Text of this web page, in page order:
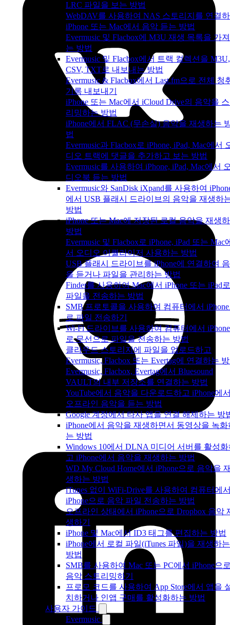
LRC 파일을 보는 방법
WebDAV를 사용하여 NAS 스토리지를 연결
iPhone 또는 Mac에서 음악 듣는 방법
Evermusic 및 Flacbox에 M3U 재생 목록을 가
는 방법
Evermusic 및 Flacbox에서 트랙 컬렉션을 M3U,
CSV, TXT로 내보내는 방법
Evermusic & Flacbox에서 Last.fm으로 전체 청
기록 내보내기
iPhone 또는 Mac에서 iCloud Drive의 음악을
리밍하는 방법
iPhone에서 FLAC (무손실) 음악을 재생하는
법
Evermusic과 Flacbox로 iPhone, iPad, Mac에서
디오 트랙에 댓글을 추가하고 보는 방법
Evermusic를 사용하여 iPhone, iPad, Mac에서
디오북 듣는 방법
Evermusic와 SanDisk iXpand를 사용하여
에서 USB 플래시 드라이브의 음악을 재생하
방법
iPhone 또는 Mac에 저장된 로컬 음악을 재생
방법
Evermusic 및 Flacbox로 iPhone, iPad 또는 Mac
서 오디오 이퀄라이저 사용하는 방법
USB 플래시 드라이브를 iPhone에 연결하여
을 듣거나 파일을 관리하는 방법
Finder를 사용하여 Mac에서 iPhone 또는 iPad로
파일을 전송하는 방법
SMB 프로토콜을 사용하여 컴퓨터에서
로 파일 전송하기
Wi-Fi 드라이브를 사용하여 컴퓨터에서
로 무선으로 파일을 전송하는 방법
클라우드 스토리지에 파일을 업로드하고
Evermusic, Flacbox 또는 Evertag에 연결하는
Evermusic, Flacbox, Evertag에서 Bluesound
VAULT의 내부 저장소를 연결하는 방법
YouTube에서 음악을 다운로드하고 iPhone에
오프라인 음악을 듣는 방법
Google 계정에서 타사 앱을 연결 해제하는 방
iPhone에서 음악을 재생하면서 동영상을 녹화
는 방법
Windows 10에서 DLNA 미디어 서버를 활성
고 iPhone에서 음악을 재생하는 방법
WD My Cloud Home에서 iPhone으로 음악을
생하는 방법
iTunes 없이 WiFi-Drive를 사용하여 컴퓨터에
iPhone으로 음악 파일 전송하는 방법
오프라인 상태에서 iPhone으로 Dropbox 음악
생하기
iPhone 및 Mac에서 ID3 태그를 편집하는 방법
iPhone에서 로컬 파일(iTunes 파일)을 재생하는
방법
SMB를 사용하여 Mac 또는 PC에서 iPhone으
음악 스트리밍하기
프로모 코드를 사용하여 App Store에서 앱을
치하거나 인앱 구매를 활성화하는 방법
사용자 가이드
Evermusic